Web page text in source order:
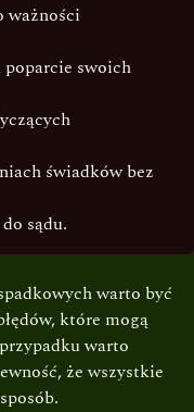
ważności
swoich
świadków bez
sądu.
warto być
które mogą
warto
że wszystkie